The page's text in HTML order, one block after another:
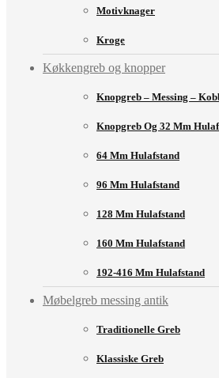
Motivknager
Kroge
Køkkengreb og knopper
Knopgreb – Messing –
Knopgreb Og 32 Mm
64 Mm Hulafstand
96 Mm Hulafstand
128 Mm Hulafstand
160 Mm Hulafstand
192-416 Mm Hulafstand
Møbelgreb messing antik
Traditionelle Greb
Klassiske Greb